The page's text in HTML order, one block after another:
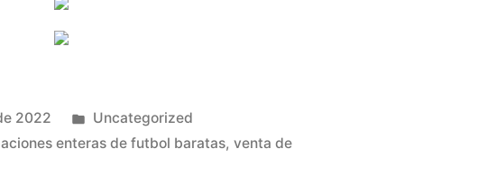
2022
Publicado
en
Uncategorized
enteras de futbol baratas,venta de